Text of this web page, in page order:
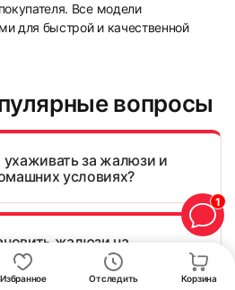
Отследить
Избранное Корзина
Все модели
для быстрой и качественной
вопросы
ухаживать за жалюзи и
условиях?
жалюзи на
самостоятельно или
1